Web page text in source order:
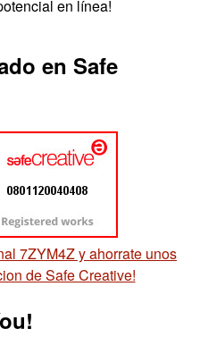
en línea!
en Safe
7ZYM4Z y ahorrate unos
de Safe Creative!